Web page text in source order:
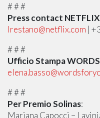
# # #
Press contact NETFLIX
lrestano@netflix.com |
# # #
Ufficio Stampa
# # #
Per Premio Solinas:
Mariana Capocci –